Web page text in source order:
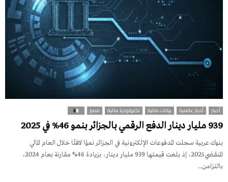
أخبار أخبار عالمية بيانات مالية تكنولوجيا مالية مميز
939 مليار دينار الدفع الرقمي بالجزائر بنمو 46% في 2025
بنوك عربية سجلت المدفوعات الإلكترونية في الجزائر نموًا لافتًا خلال العام المالي
المنقضي2025، إذ بلغت قيمتها 939 مليار دينار، بزيادة 46% مقارنة بعام 2024،
بالتزامن...